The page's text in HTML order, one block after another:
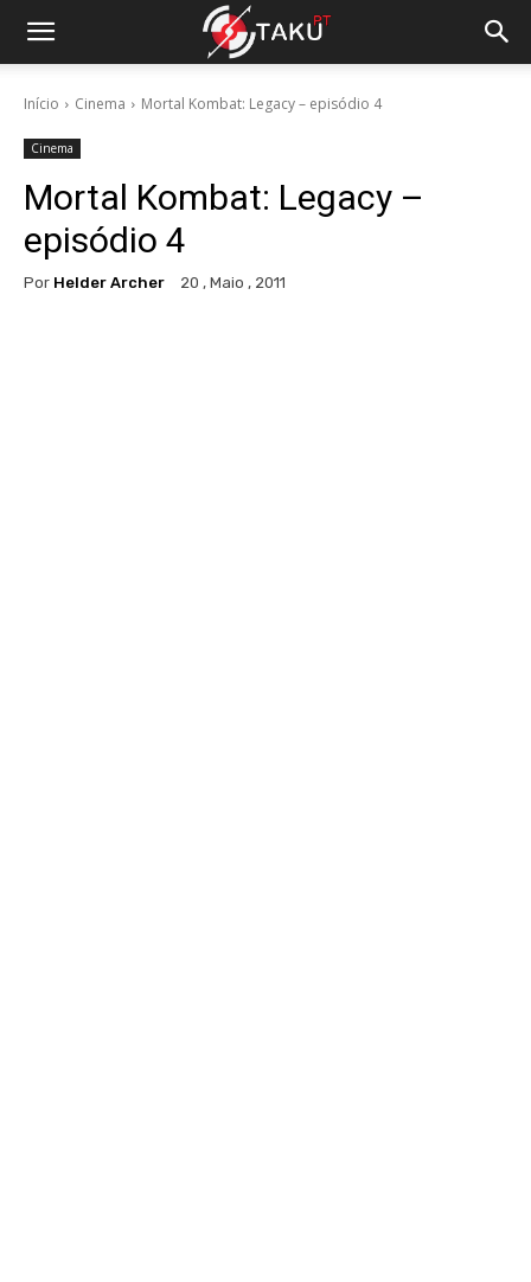
Início Cinema Mortal Kombat: Legacy – episódio 4
Cinema
Mortal Kombat: Legacy –
episódio 4
Por Helder Archer 20 , Maio , 2011